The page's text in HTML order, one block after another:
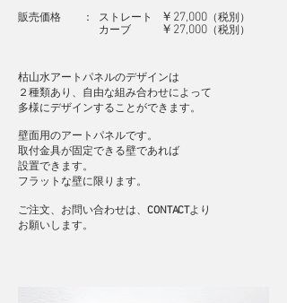
販売価格 ： ストレート
￥27,000 （税別 ）
カーブ
￥27,000 （税別 ）
枯山水アートパネルのデザインは
２種類あり ​、自由な組み合わせによって
多様にデザインすることができます。
壁面用のアートパネルです。
取付金具が固定できる壁であれば
設置できます。
フラットな壁に限ります。
​ご注文、お問い合わせは、 CONTACTより
​お願いします。